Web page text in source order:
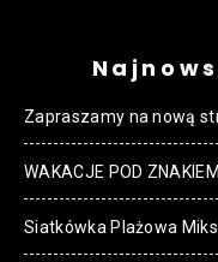
Zapraszamy na nową
WAKACJE POD
Siatkówka Plażowa